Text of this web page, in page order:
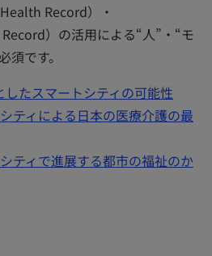
Record）・
）の活用による“人”・“モ
須です。
たスマートシティの可能性
ティによる日本の医療介護の最
ティで進展する都市の福祉のか